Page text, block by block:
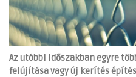
Az utóbbi időszakban egyre
felújítása vagy új kerítés